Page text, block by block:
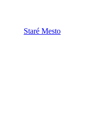
Staré Mesto